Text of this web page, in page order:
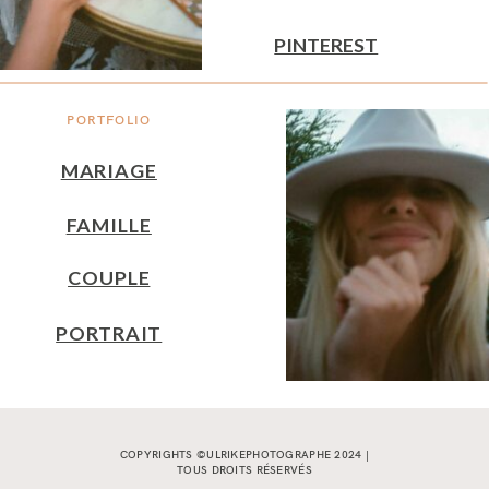
PORTFOLIO
MARIAGE
FAMILLE
PINTEREST
COUPLE
PORTRAIT
COPYRIGHTS ©ULRIKEPHOTOGRAPHE 2024 |
TOUS DROITS RÉSERVÉS